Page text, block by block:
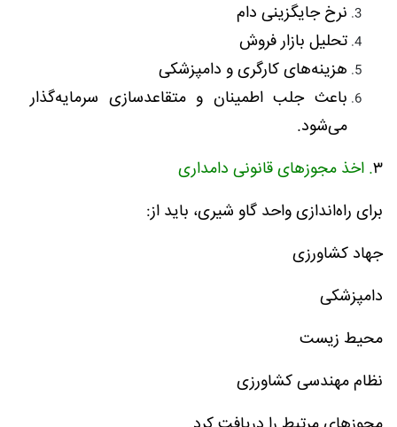
نرخ جایگزینی دام
تحلیل بازار فروش
هزینه‌های کارگری و دامپزشکی
باعث جلب اطمینان و متقاعدسازی سرمایه‌گذار
می‌شود.
۳. اخذ مجوزهای قانونی دامداری
برای راه‌اندازی واحد گاو شیری، باید از:
جهاد کشاورزی
دامپزشکی
محیط زیست
نظام مهندسی کشاورزی